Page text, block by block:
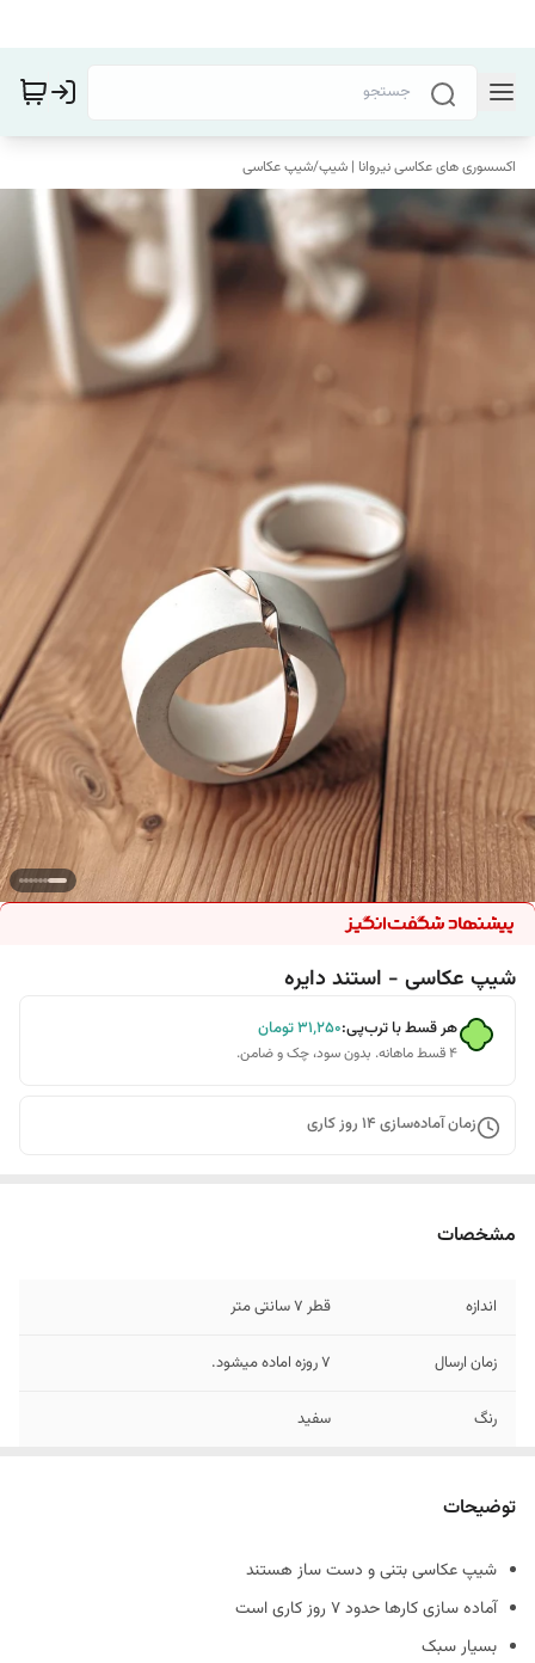
اکسسوری های عکاسی نیروانا | شیپ/شیپ عکاسی
شیپ عکاسی - استند دایره
هر قسط با ترب‌پی:۳۱٬۲۵۰تومان
۴ قسط ماهانه. بدون سود، چک و ضامن.
زمان آماده‌سازی 14 روز کاری
مشخصات
اندازه قطر 7 سانتی متر
زمان ارسال 7 روزه اماده میشود.
رنگ سفید
توضیحات
شیپ عکاسی بتنی و دست ساز هستند
آماده سازی کارها حدود 7 روز کاری است
بسیار سبک